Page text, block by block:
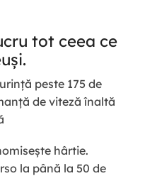
tot ceea ce
peste 175 de
de viteză înaltă
hârtie.
la până la 50 de